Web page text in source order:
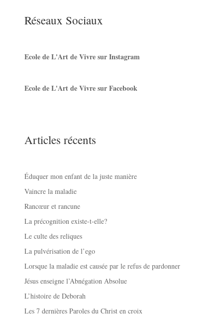
Réseaux Sociaux
Ecole de L'Art de Vivre sur Instagram
Ecole de L'Art de Vivre sur Facebook
Articles récents
Éduquer mon enfant de la juste manière
Vaincre la maladie
Rancœur et rancune
La précognition existe-t-elle?
Le culte des reliques
La pulvérisation de l’ego
Lorsque la maladie est causée par le refus de pardonner
Jésus enseigne l’Abnégation Absolue
L’histoire de Deborah
Les 7 dernières Paroles du Christ en croix